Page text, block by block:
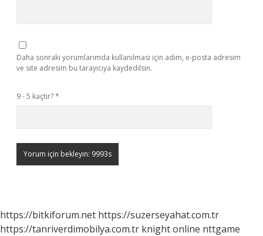
Daha sonraki yorumlarımda kullanılması için adım, e-posta adresim
ve site adresim bu tarayıcıya kaydedilsin.
9 - 5 kaçtır?*
https://bitkiforum.net https://suzerseyahat.com.tr
https://tanriverdimobilya.com.tr knight online nttgame